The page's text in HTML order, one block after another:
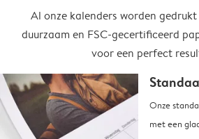
Al onze kalenders worden
duurzaam en FSC-gecertificeerd
voor een perfect
Onze
met een